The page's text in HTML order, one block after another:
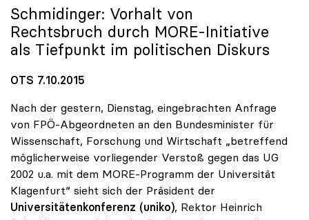
Schmidinger: Vorhalt von
Rechtsbruch durch MORE-Initiative
als Tiefpunkt im politischen Diskurs
OTS 7.10.2015
Nach der gestern, Dienstag, eingebrachten Anfrage
von FPÖ-Abgeordneten an den Bundesminister für
Wissenschaft, Forschung und Wirtschaft „betreffend
möglicherweise vorliegender Verstoß gegen das UG
2002 u.a. mit dem MORE-Programm der Universität
Klagenfurt“ sieht sich der Präsident der
Universitätenkonferenz (uniko), Rektor Heinrich